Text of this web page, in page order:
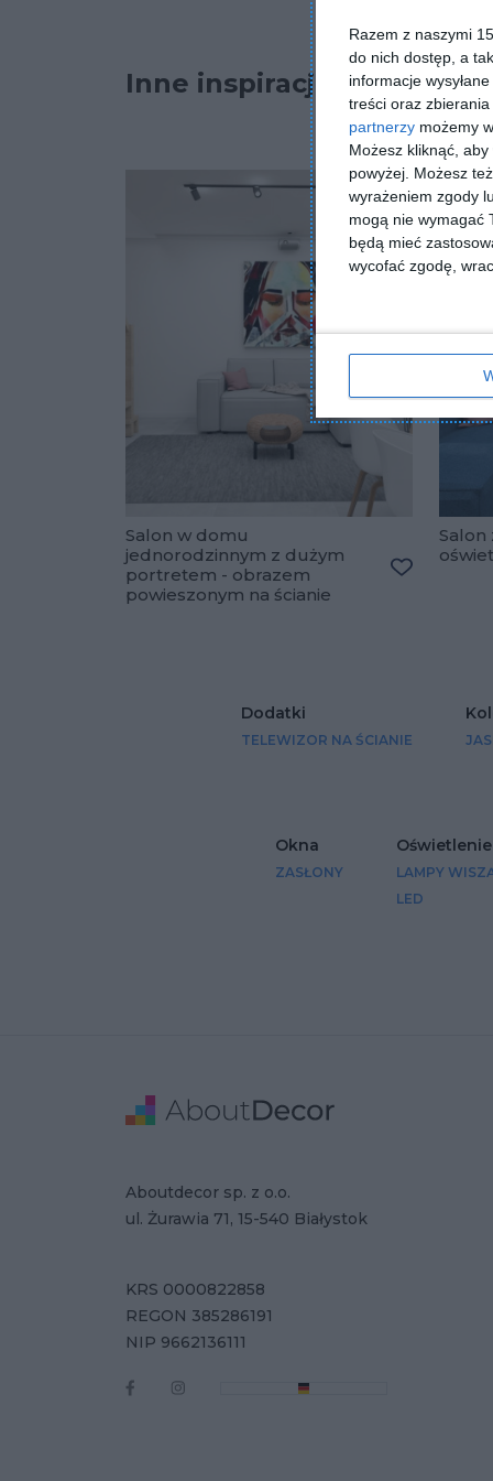
Razem z naszymi
do nich dostęp, a
informacje
treści oraz
partnerzy możemy
Możesz kliknąć,
powyżej. Możesz
wyrażeniem zgody
mogą nie wymagać
będą mieć
wycofać zgodę,
Inne inspiracje
Salon w domu
jednorodzinnym z dużym
portretem - obrazem
powieszonym na ścianie
Salon
Dodatki
TELEWIZOR NA ŚCIANIE
Okna
ZASŁONY
Oświetlenie
LAMPY
LED
Adres
Aboutdecor sp. z o.o.
ul. Żurawia 71, 15-540 Białystok
Dane Firmy
KRS 0000822858
REGON 385286191
NIP 9662136111